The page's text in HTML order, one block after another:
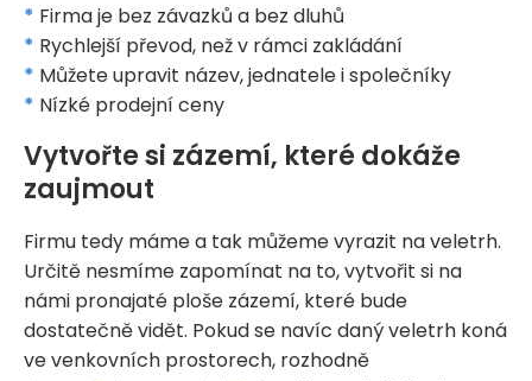
* Firma je bez závazků a bez dluhů
* Rychlejší převod, než v rámci zakládání
* Můžete upravit název, jednatele i společníky
* Nízké prodejní ceny
Vytvořte si zázemí, které dokáže
zaujmout
Firmu tedy máme a tak můžeme vyrazit na veletrh.
Určitě nesmíme zapomínat na to, vytvořit si na
námi pronajaté ploše zázemí, které bude
dostatečně vidět. Pokud se navíc daný veletrh koná
ve venkovních prostorech, rozhodně